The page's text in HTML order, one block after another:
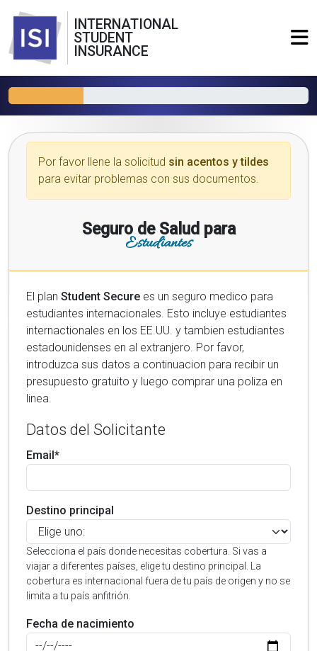
INTERNATIONAL
STUDENT
INSURANCE
Por favor llene la solicitud sin acentos y tildes
para evitar problemas con sus documentos.
Seguro de Salud para
Estudiantes
El plan Student Secure es un seguro medico para
estudiantes internacionales. Esto incluye estudiantes
internactionales en los EE.UU. y tambien estudiantes
estadounidenses en al extranjero. Por favor,
introduzca sus datos a continuacion para recibir un
presupuesto gratuito y luego comprar una poliza en
linea.
Datos del Solicitante
Email*
Destino principal
Selecciona el país donde necesitas cobertura. Si vas a
viajar a diferentes países, elige tu destino principal. La
cobertura es internacional fuera de tu país de origen y no se
limita a tu país anfitrión.
Fecha de nacimiento